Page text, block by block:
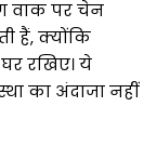
वाक पर चेन
हैं, क्योंकि
रखिए। ये
का अंदाजा नहीं